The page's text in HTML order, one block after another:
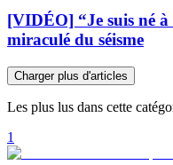
[VIDÉO] “Je suis né
miraculé du séisme
Charger plus d'articles
Les plus lus dans cette
1